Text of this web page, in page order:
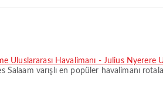
Uluslararası Havalimanı - Julius Nyerere
Salaam varışlı en popüler havalimanı